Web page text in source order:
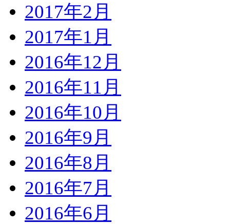
2017年2月
2017年1月
2016年12月
2016年11月
2016年10月
2016年9月
2016年8月
2016年7月
2016年6月